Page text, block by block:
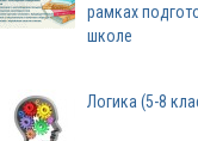
рамках
школе
Логика (5-8